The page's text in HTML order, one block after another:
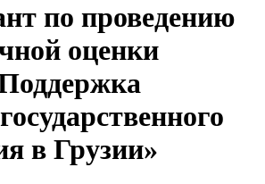
по проведению
оценки
в Грузии»